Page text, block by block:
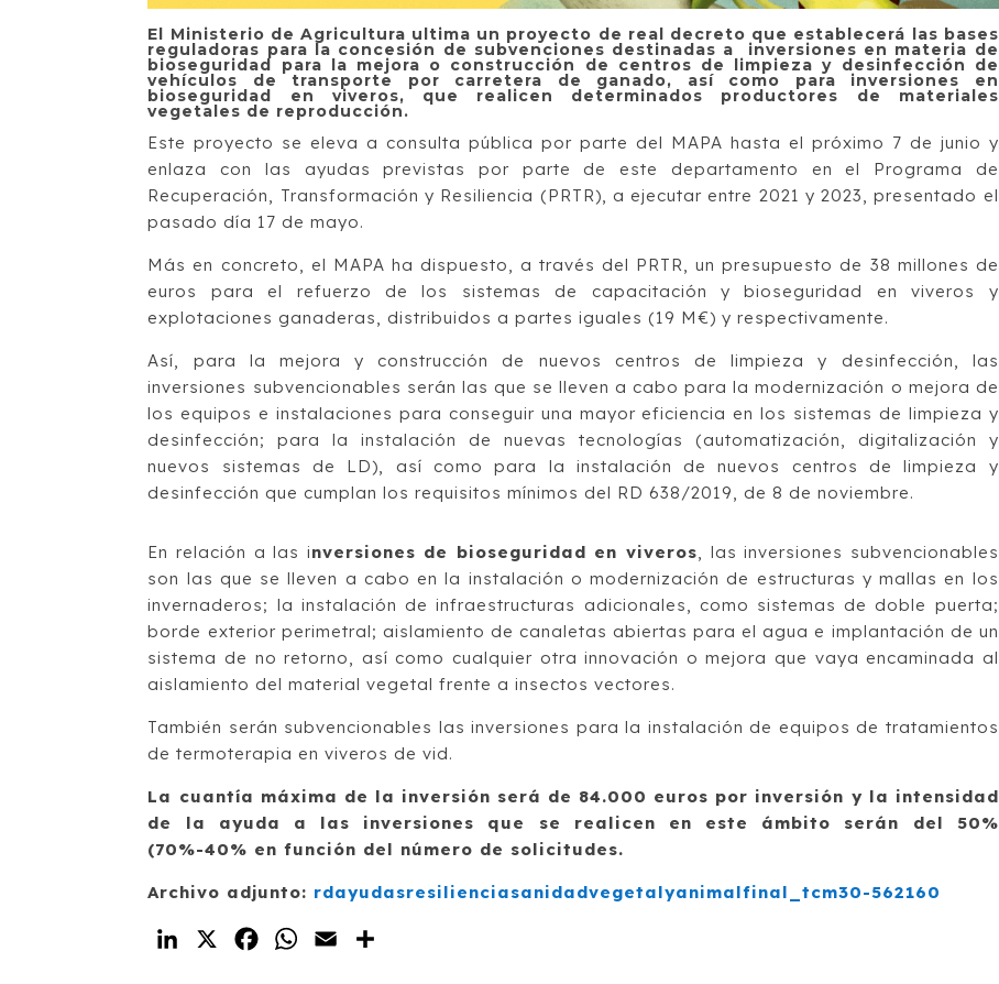
El Ministerio de Agricultura ultima un proyecto de real decreto que establecerá las bases
reguladoras para la concesión de subvenciones destinadas a inversiones en materia de
bioseguridad para la mejora o construcción de centros de limpieza y desinfección de
vehículos de transporte por carretera de ganado, así como para inversiones en
bioseguridad en viveros, que realicen determinados productores de materiales
vegetales de reproducción.
Este proyecto se eleva a consulta pública por parte del MAPA hasta el próximo 7 de junio y
enlaza con las ayudas previstas por parte de este departamento en el Programa de
Recuperación, Transformación y Resiliencia (PRTR), a ejecutar entre 2021 y 2023, presentado el
pasado día 17 de mayo.
Más en concreto, el MAPA ha dispuesto, a través del PRTR, un presupuesto de 38 millones de
euros para el refuerzo de los sistemas de capacitación y bioseguridad en viveros y
explotaciones ganaderas, distribuidos a partes iguales (19 M€) y respectivamente.
Así, para la mejora y construcción de nuevos centros de limpieza y desinfección, las
inversiones subvencionables serán las que se lleven a cabo para la modernización o mejora de
los equipos e instalaciones para conseguir una mayor eficiencia en los sistemas de limpieza y
desinfección; para la instalación de nuevas tecnologías (automatización, digitalización y
nuevos sistemas de LD), así como para la instalación de nuevos centros de limpieza y
desinfección que cumplan los requisitos mínimos del RD 638/2019, de 8 de noviembre.
En relación a las inversiones de bioseguridad en viveros, las inversiones subvencionables
son las que se lleven a cabo en la instalación o modernización de estructuras y mallas en los
invernaderos; la instalación de infraestructuras adicionales, como sistemas de doble puerta;
borde exterior perimetral; aislamiento de canaletas abiertas para el agua e implantación de un
sistema de no retorno, así como cualquier otra innovación o mejora que vaya encaminada al
aislamiento del material vegetal frente a insectos vectores.
También serán subvencionables las inversiones para la instalación de equipos de tratamientos
de termoterapia en viveros de vid.
La cuantía máxima de la inversión será de 84.000 euros por inversión y la intensidad
de la ayuda a las inversiones que se realicen en este ámbito serán del 50%
(70%-40% en función del número de solicitudes.
Archivo adjunto: rdayudasresilienciasanidadvegetalyanimalfinal_tcm30-562160
LinkedIn
X FacebookWhatsApp
Email